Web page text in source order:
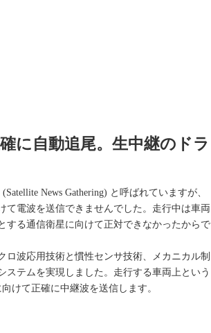
に自動追尾。生中継のドラ
News Gathering) と呼ばれていますが、
て電波を送信できませんでした。走行中は車両
する通信衛星に向けて正対できなかったからで
波応用技術と慣性センサ技術、メカニカル制
テムを実現しました。走行する車両上という
けて正確に中継波を送信します。